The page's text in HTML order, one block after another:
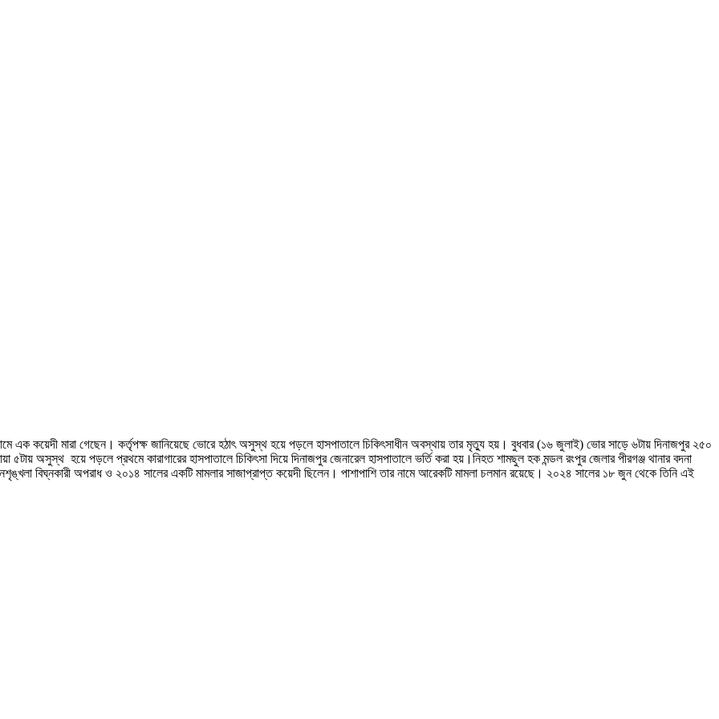
এক কয়েদী মারা গেছেন। কর্তৃপক্ষ জানিয়েছে ভোরে হঠাৎ অসুস্থ হয়ে পড়লে হাসপাতালে চিকিৎসাধীন অবস্থায় তার মৃত্যু হয়। বুধবার (১৬ জুলাই) ভোর সাড়ে ৬টায় দিনাজপুর ২৫০
অসুস্থ হয়ে পড়লে প্রথমে কারাগারের হাসপাতালে চিকিৎসা দিয়ে দিনাজপুর জেনারেল হাসপাতালে ভর্তি করা হয়।নিহত শামছুল হক মন্ডল রংপুর জেলার পীরগঞ্জ থানার বদনা
বিঘ্নকারী অপরাধ ও ২০১৪ সালের একটি মামলার সাজাপ্রাপ্ত কয়েদী ছিলেন। পাশাপাশি তার নামে আরেকটি মামলা চলমান রয়েছে। ২০২৪ সালের ১৮ জুন থেকে তিনি এই